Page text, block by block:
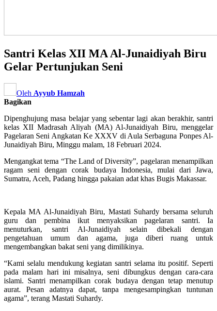
Santri Kelas XII MA Al-Junaidiyah Biru
Gelar Pertunjukan Seni
Oleh Ayyub Hamzah
Bagikan
Dipenghujung masa belajar yang sebentar lagi akan berakhir, santri
kelas XII Madrasah Aliyah (MA) Al-Junaidiyah Biru, menggelar
Pagelaran Seni Angkatan Ke XXXV di Aula Serbaguna Ponpes Al-
Junaidiyah Biru, Minggu malam, 18 Februari 2024.
Mengangkat tema “The Land of Diversity”, pagelaran menampilkan
ragam seni dengan corak budaya Indonesia, mulai dari Jawa,
Sumatra, Aceh, Padang hingga pakaian adat khas Bugis Makassar.
Kepala MA Al-Junaidiyah Biru, Mastati Suhardy bersama seluruh
guru dan pembina ikut menyaksikan pagelaran santri. Ia
menuturkan, santri Al-Junaidiyah selain dibekali dengan
pengetahuan umum dan agama, juga diberi ruang untuk
mengembangkan bakat seni yang dimilikinya.
“Kami selalu mendukung kegiatan santri selama itu positif. Seperti
pada malam hari ini misalnya, seni dibungkus dengan cara-cara
islami. Santri menampilkan corak budaya dengan tetap menutup
aurat. Pesan adatnya dapat, tanpa mengesampingkan tuntunan
agama”, terang Mastati Suhardy.